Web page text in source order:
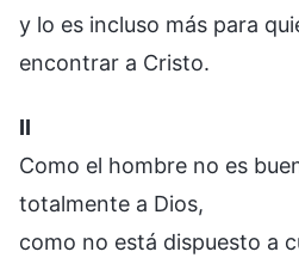
y lo es incluso más para
encontrar a Cristo.
II
Como el hombre no es
totalmente a Dios,
como no está dispuesto a